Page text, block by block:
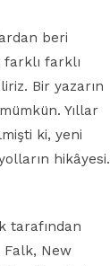
beri
farklı farklı
Bir yazarın
Yıllar
ki, yeni
hikâyesi.
tarafından
Falk, New